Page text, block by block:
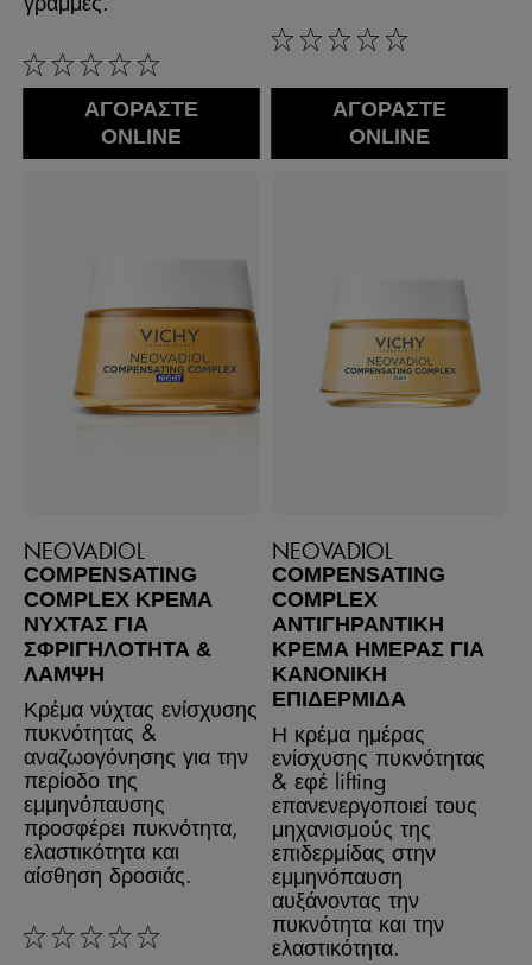
0/5
ΑΓΟΡΑΣΤΕ
ONLINE
0/5
ΑΓΟΡΑΣΤΕ
ONLINE
NEOVADIOL
COMPENSATING
COMPLEX ΚΡΈΜΑ
ΝΎΧΤΑΣ ΓΙΑ
ΣΦΡΙΓΗΛΌΤΗΤΑ &
ΛΆΜΨΗ
Κρέμα νύχτας ενίσχυσης
πυκνότητας &
αναζωογόνησης για την
περίοδο της
εμμηνόπαυσης
προσφέρει πυκνότητα,
ελαστικότητα και
αίσθηση δροσιάς.
0/5
NEOVADIOL
COMPENSATING
COMPLEX
ΑΝΤΙΓΗΡΑΝΤΙΚΉ
ΚΡΈΜΑ ΗΜΈΡΑΣ ΓΙΑ
ΚΑΝΟΝΙΚΉ
ΕΠΙΔΕΡΜΊΔΑ
Η κρέμα ημέρας
ενίσχυσης πυκνότητας
& εφέ lifting
επανενεργοποιεί τους
μηχανισμούς της
επιδερμίδας στην
εμμηνόπαυση
αυξάνοντας την
πυκνότητα και την
ελαστικότητα.